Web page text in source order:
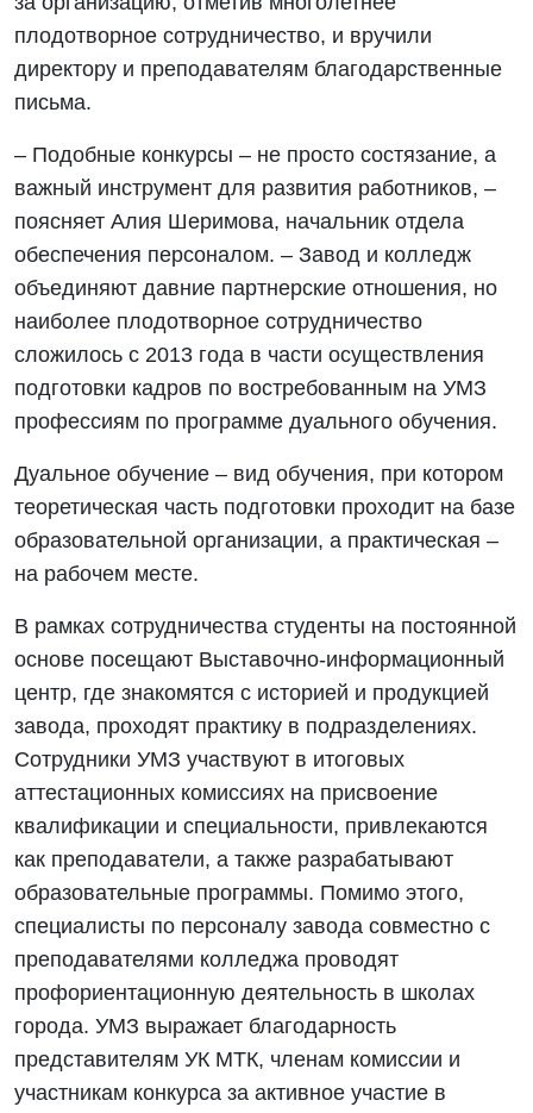
плодотворное сотрудничество, и вручили
директору и преподавателям благодарственные
письма.
– Подобные конкурсы – не просто состязание, а
важный инструмент для развития работников, –
поясняет Алия Шеримова, начальник отдела
обеспечения персоналом. – Завод и колледж
объединяют давние партнерские отношения, но
наиболее плодотворное сотрудничество
сложилось с 2013 года в части осуществления
подготовки кадров по востребованным на УМЗ
профессиям по программе дуального обучения.
Дуальное обучение – вид обучения, при котором
теоретическая часть подготовки проходит на базе
образовательной организации, а практическая –
на рабочем месте.
В рамках сотрудничества студенты на постоянной
основе посещают Выставочно-информационный
центр, где знакомятся с историей и продукцией
завода, проходят практику в подразделениях.
Сотрудники УМЗ участвуют в итоговых
аттестационных комиссиях на присвоение
квалификации и специальности, привлекаются
как преподаватели, а также разрабатывают
образовательные программы. Помимо этого,
специалисты по персоналу завода совместно с
преподавателями колледжа проводят
профориентационную деятельность в школах
города. УМЗ выражает благодарность
представителям УК МТК, членам комиссии и
участникам конкурса за активное участие в